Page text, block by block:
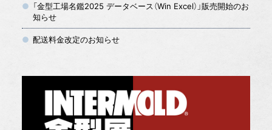
「金型工場名鑑2025 データベース（Win Excel）」販売開始のお
知らせ
配送料金改定のお知らせ